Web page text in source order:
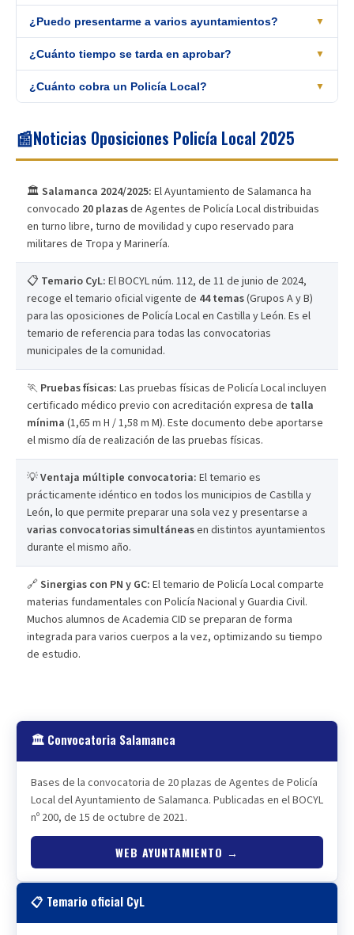
Grupo A (materias jurídicas generales) y 23 del Grupo B
(seguridad, tráfico y policía local). Los ayuntamientos pueden
añadir temas específicos del municipio (Grupo C).
Los ayuntamientos publican sus convocatorias de forma
independiente a lo largo del año, lo que generaoportunidades
prácticamente continuasen toda Castilla y León. En España se
ofertan más de 3.000 plazas anuales de Policía Local entre todos
los municipios.
¿Puedo presentarme a varios ayuntamientos? ▼
Sí. Al ser el temario común en toda Castilla y León, con una sola
preparación puedes presentarte avarias convocatorias
simultáneasde diferentes ayuntamientos. Solo deberás
actualizar los temas específicos del municipio (Grupo C) de cada
¿Cuánto tiempo se tarda en aprobar? ▼
La Policía Local se considera una oposición de dificultad media.
Con dedicación exclusiva y buena preparación, muchos
dominar bien el temario, mantener la forma física y preparar
correctamente los psicotécnicos.
¿Cuánto cobra un Policía Local? ▼
dependiendo del municipio, la comunidad autónoma y la
considerablemente mayor.
📰Noticias Oposiciones Policía Local 2025
🏛️ Salamanca 2024/2025: El Ayuntamiento de Salamanca ha
convocado 20 plazasde Agentes de Policía Local distribuidas
en turno libre, turno de movilidad y cupo reservado para
militares de Tropa y Marinería.
📋 Temario CyL: El BOCYL núm. 112, de 11 de junio de 2024,
recoge el temario oficial vigente de 44 temas(Grupos A y B)
para las oposiciones de Policía Local en Castilla y León. Es el
temario de referencia para todas las convocatorias
municipales de la comunidad.
🏃 Pruebas físicas: Las pruebas físicas de Policía Local incluyen
certificado médico previo con acreditación expresa de talla
mínima (1,65 m H / 1,58 m M). Este documento debe aportarse
el mismo día de realización de las pruebas físicas.
💡Ventaja múltiple convocatoria: El temario es
prácticamente idéntico en todos los municipios de Castilla y
León, lo que permite preparar una sola vez y presentarse a
varias convocatorias simultáneasen distintos ayuntamientos
durante el mismo año.
🔗 Sinergias con PN y GC: El temario de Policía Local comparte
materias fundamentales con Policía Nacional y Guardia Civil.
Muchos alumnos de Academia CID se preparan de forma
integrada para varios cuerpos a la vez, optimizando su tiempo
de estudio.
🏛️ Convocatoria Salamanca
Bases de la convocatoria de 20 plazas de Agentes de Policía
Local del Ayuntamiento de Salamanca. Publicadas en el BOCYL
nº 200, de 15 de octubre de 2021.
WEB AYUNTAMIENTO →
📋 Temario oficial CyL